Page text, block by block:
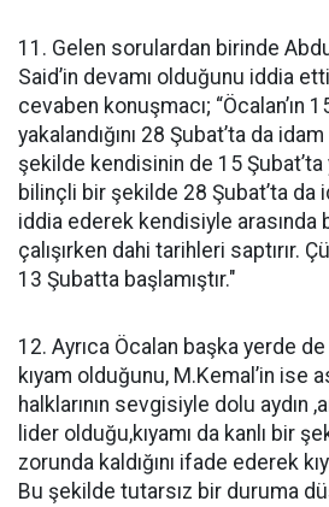
11. Gelen sorulardan birinde
Said’in devamı olduğunu iddia
cevaben konuşmacı; “Öcalan’ın
yakalandığını 28 Şubat’ta da
şekilde kendisinin de 15 Şubat’ta
bilinçli bir şekilde 28 Şubat’ta da
iddia ederek kendisiyle arasında
çalışırken dahi tarihleri saptırır.
13 Şubatta başlamıştır."
12. Ayrıca Öcalan başka yerde
kıyam olduğunu, M.Kemal’in ise
halklarının sevgisiyle dolu aydın
lider olduğu,kıyamı da kanlı bir
zorunda kaldığını ifade ederek
Bu şekilde tutarsız bir duruma